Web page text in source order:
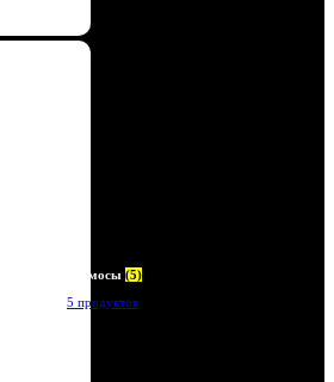
Термосы (5)
5 продуктов